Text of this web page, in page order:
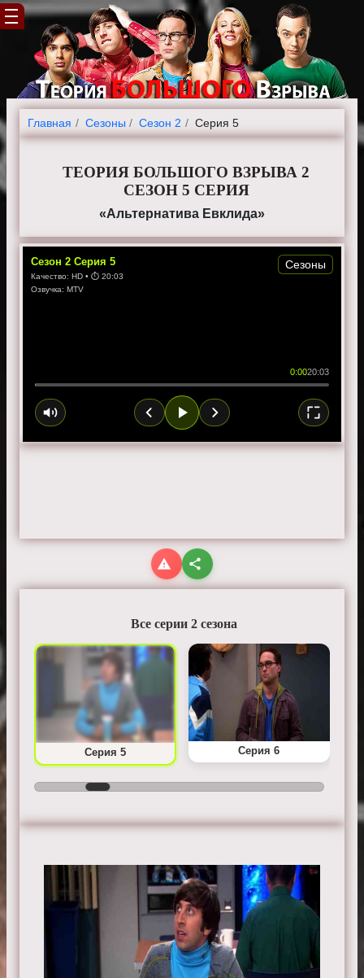
Главная Cезоны Сезон 2 Серия 5
ТЕОРИЯ БОЛЬШОГО ВЗРЫВА 2
СЕЗОН 5 СЕРИЯ
«Альтернатива Евклида»
Сезон 2 Серия 5
Качество: HD • ⏱ 20:03
Озвучка: MTV
0:0020:03
Сезоны
Все серии 2 сезона
Серия 5 Серия 6